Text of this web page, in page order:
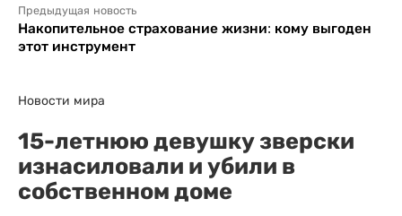
Предыдущая новость
Накопительное страхование жизни: кому выгоден
этот инструмент
Новости мира
15-летнюю девушку зверски
изнасиловали и убили в
собственном доме